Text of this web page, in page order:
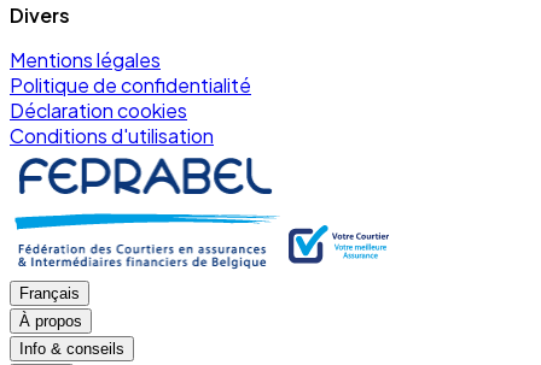
Divers
Mentions légales
Politique de confidentialité
Déclaration cookies
Conditions d'utilisation
Français
À propos
Info & conseils